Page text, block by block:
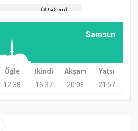
Samsun
Öğle İkindi Akşam
Yatsı
12:38 16:37 20:08 21:57